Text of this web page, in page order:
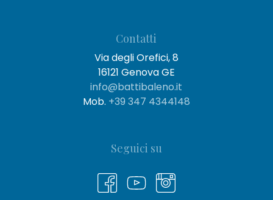
Contatti
Via degli Orefici, 8
16121 Genova GE
info@battibaleno.it
Mob. +39 347 4344148
Seguici su